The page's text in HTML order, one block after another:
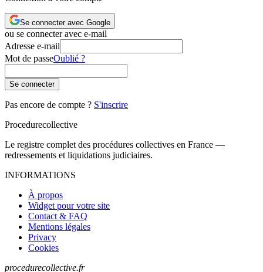
Se connecter avec Google
ou se connecter avec e-mail
Adresse e-mail
Mot de passeOublié ?
Se connecter
Pas encore de compte ? S'inscrire
Procedurecollective
Le registre complet des procédures collectives en France —
redressements et liquidations judiciaires.
INFORMATIONS
À propos
Widget pour votre site
Contact & FAQ
Mentions légales
Privacy
Cookies
procedurecollective.fr